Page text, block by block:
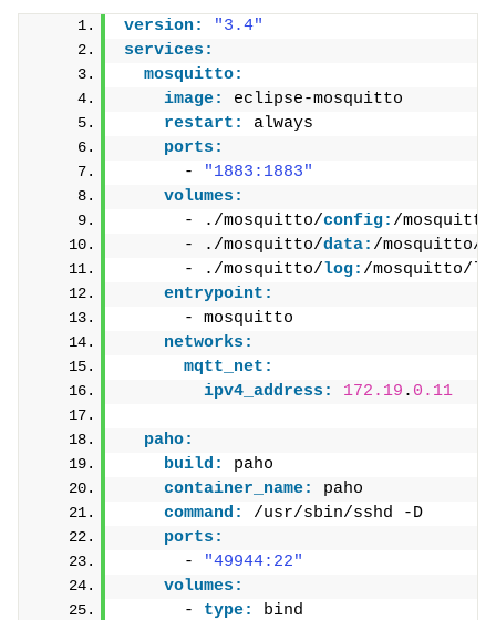
version:
"3.4"
services:
mosquitto:
image:
eclipse-mosquitto
restart:
always
ports:
      -
"1883:1883"
volumes:
      - ./mosquitto/
config: /
      - ./mosquitto/
data: /mosquitto/
      - ./mosquitto/
log: /mosquitto/
entrypoint:
      - mosquitto
networks:
mqtt_net:
ipv4_address:
172.19 . 0.11
paho:
build:
paho
container_name:
paho
command:
/usr/sbin/sshd -D
ports:
      -
"49944:22"
volumes:
      -
type:
bind